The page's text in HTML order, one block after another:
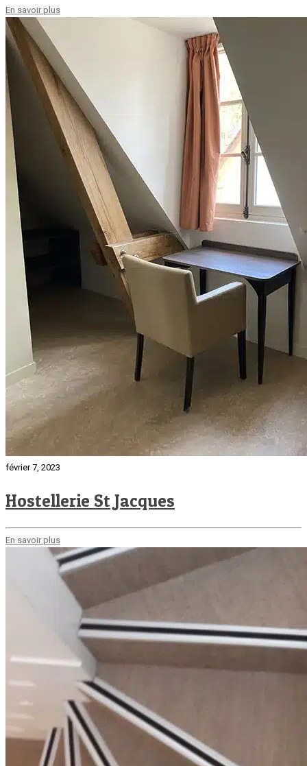
En savoir plus
février 7, 2023
Hostellerie St Jacques
En savoir plus